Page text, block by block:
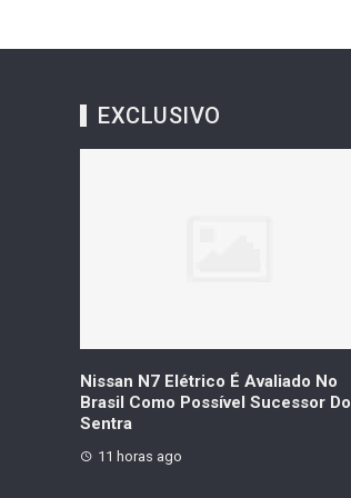
EXCLUSIVO
Nissan N7 Elétrico É Avaliado No
Brasil Como Possível Sucessor Do
Sentra
11 horas ago